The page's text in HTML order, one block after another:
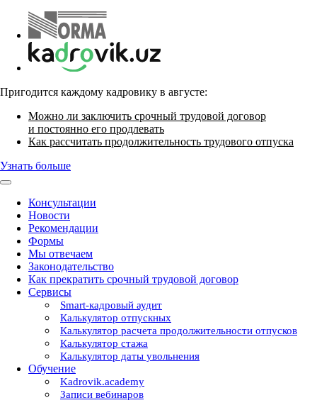
Пригодится каждому кадровику в августе:
Можно ли заключить срочный трудовой договор
и постоянно его продлевать
Как рассчитать продолжительность трудового отпуска
Узнать больше
Консультации
Новости
Рекомендации
Формы
Мы отвечаем
Законодательство
Как прекратить срочный трудовой договор
Сервисы
Smart-кадровый аудит
Калькулятор отпускных
Калькулятор расчета продолжительности отпусков
Калькулятор стажа
Калькулятор даты увольнения
Обучение
Kadrovik.academy
Записи вебинаров